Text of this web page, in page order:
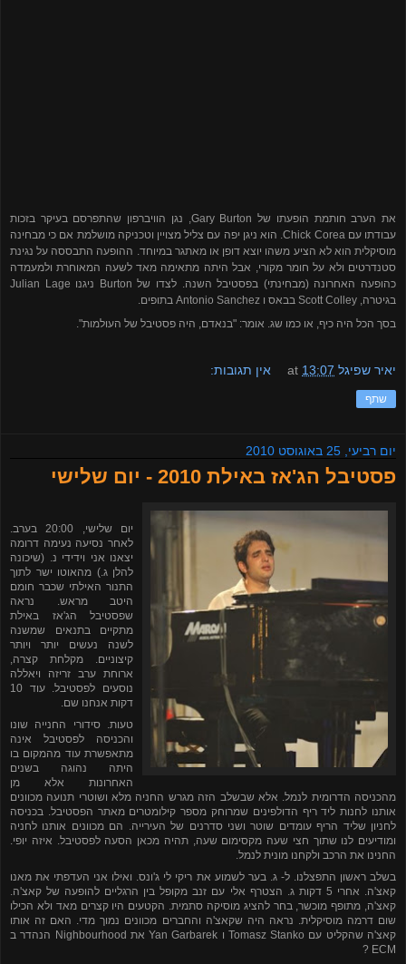
את הערב חותמת הופעתו של Gary Burton, נגן הוויברפון שהתפרסם בעיקר בזכות
עבודתו עםChick Corea. הוא ניגן יפה עם צליל מצויין וטכניקה מושלמת אם כי מבחינה
מוסיקלית הוא לא הציע משהו יוצא דופן או מאתגר במיוחד. ההופעה התבססה על נגינת
סטנדרטים ולא על חומר מקורי, אבל היתה מתאימה מאד לשעה המאוחרת ולמעמדה
כהופעה האחרונה (מבחינתי) בפסטיבל השנה. לצדו של Burton ניגנו Julian Lage
בגיטרה, Scott Colley בבאס ו Antonio Sanchez בתופים.
בסך הכל היה כיף, או כמו שג. אומר: "בנאדם, היה פסטיבל של העולמות".
יאיר שפיגל at 13:07 אין תגובות:
שתף
יום רביעי, 25 באוגוסט 2010
פסטיבל הג'אז באילת 2010 - יום שלישי
יום שלישי, 20:00 בערב.
לאחר נסיעה נעימה דרומה
יצאנו אני וידידי נ. (שיכונה
להלן ג.) מהאוטו ישר לתוך
התנור האילתי שכבר חומם
היטב מראש. נראה
שפסטיבל הג'אז באילת
מתקיים בתנאים שמשנה
לשנה נעשים יותר ויותר
קיצוניים. מקלחת קצרה,
ארוחת ערב זריזה ויאללה
נוסעים לפסטיבל. עוד 10
דקות אנחנו שם.
טעות. סידורי החנייה שונו
והכניסה לפסטיבל אינה
מתאפשרת עוד מהמקום בו
היתה נהוגה בשנים
האחרונות אלא מן
מהכניסה הדרומית לנמל. אלא שבשלב הזה מגרש החניה מלא ושוטרי תנועה מכוונים
אותנו לחנות ליד ריף הדולפינים שמרוחק מספר קילומטרים מאתר הפסטיבל. בכניסה
לחניון שליד הריף עומדים שוטר ושני סדרנים של העירייה. הם מכוונים אותנו לחניה
ומודיעים לנו שתוך חצי שעה מקסימום שעה, תהיה מכאן הסעה לפסטיבל. איזה יופי.
החנינו את הרכב ולקחנו מונית לנמל.
בשלב ראשון התפצלנו. ל- ג. בער לשמוע את ריקי לי ג'ונס. ואילו אני העדפתי את מאנו
קאצ'ה. אחרי 5 דקות ג. הצטרף אלי עם זנב מקופל בין הרגליים להופעה של קאצ'ה.
קאצ'ה, מתופף מוכשר, בחר להציג מוסיקה סתמית. הקטעים היו קצרים מאד ולא הכילו
שום דרמה מוסיקלית. נראה היה שקאצ'ה והחברים מכוונים נמוך מדי. האם זה אותו
קאצ'ה שהקליט עם Tomasz Stanko ו Yan Garbarek את Nighbourhood הנהדר ב
ECM
?